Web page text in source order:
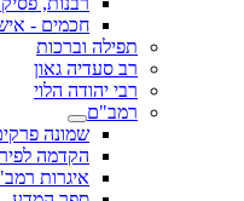
חכמים -
תפילה וברכות
רב סעדיה גאון
רבי יהודה הלוי
רמב"ם
שמונה
הקדמה
איגרות